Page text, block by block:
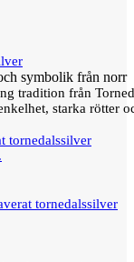
symbolik från norr
tradition från
starka rötter